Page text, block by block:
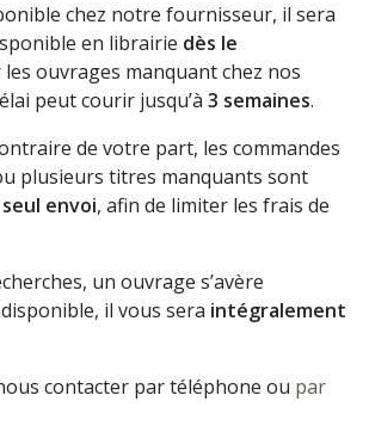
chez notre fournisseur, il sera
en librairie dès le
les ouvrages manquant chez nos
peut courir jusqu’à 3 semaines.
de votre part, les commandes
plusieurs titres manquants sont
envoi, afin de limiter les frais de
un ouvrage s’avère
il vous sera intégralement
contacter par téléphone ou par